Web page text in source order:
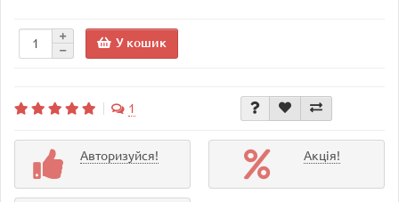
У кошик
1
Авторизуйся! Акція!